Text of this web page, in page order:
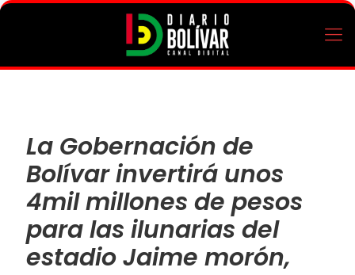
La Gobernación de
Bolívar invertirá unos
4mil millones de pesos
para las ilunarias del
estadio Jaime morón,